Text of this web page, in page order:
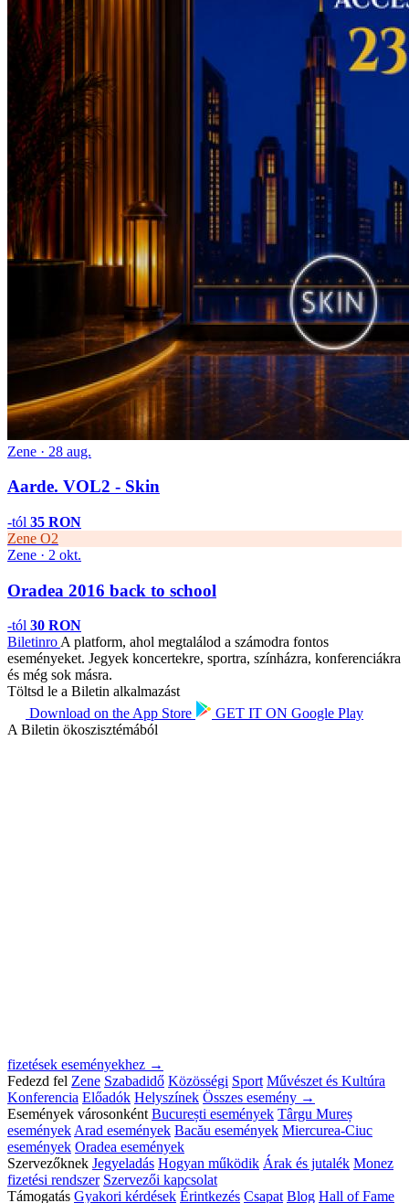
Zene · 28 aug.
Aarde. VOL2 - Skin
-tól 35 RON
Zene O2
Zene · 2 okt.
Oradea 2016 back to school
-tól 30 RON
BiletinroA platform, ahol megtalálod a számodra fontos
eseményeket. Jegyek koncertekre, sportra, színházra, konferenciákra
és még sok másra.
Töltsd le a Biletin alkalmazást
Download on theApp Store GET IT ON Google Play
A Biletin ökoszisztémából
fizetések eseményekhez →
Fedezd fel Zene Szabadidő Közösségi Sport Művészet és Kultúra
Konferencia Előadók Helyszínek Összes esemény →
Események városonként București események Târgu Mureș
eseményekArad események Bacău események Miercurea-Ciuc
események Oradea események
Szervezőknek Jegyeladás Hogyan működik Árak és jutalék Monez
fizetési rendszer Szervezői kapcsolat
Támogatás Gyakori kérdések Érintkezés Csapat Blog Hall of Fame